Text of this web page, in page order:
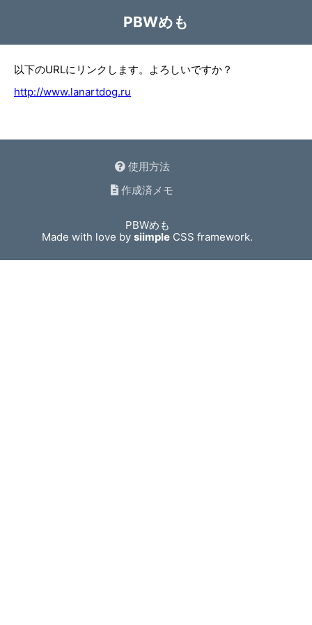
PBWめも
以下のURLにリンクします。よろしいですか？
http://www.lanartdog.ru
使用方法
作成済メモ
PBWめも
Made with love bysiimple CSS framework.